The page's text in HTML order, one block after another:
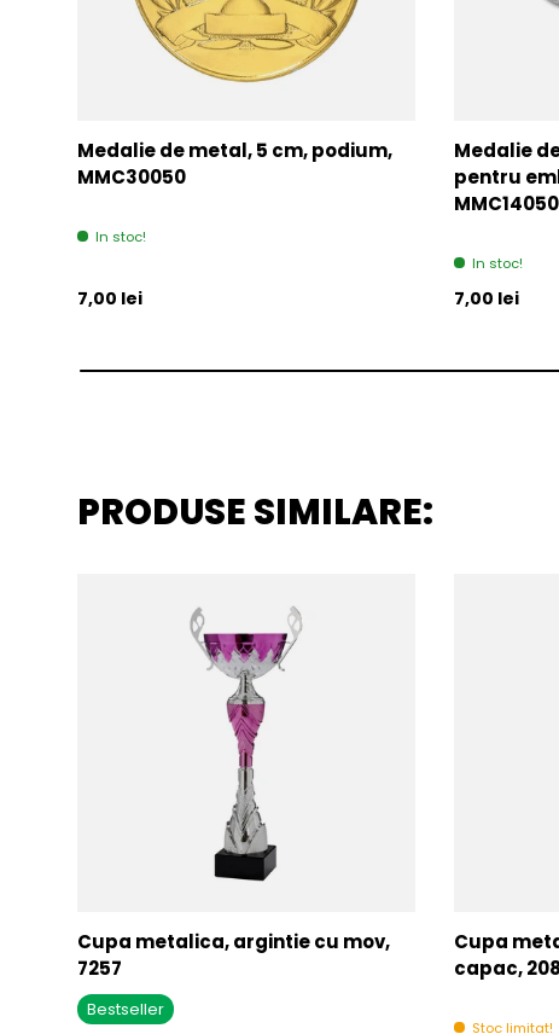
Medalie de metal, 5 cm, podium,
MMC30050
In stoc!
Pret initial
7,00 lei
Medalie
pentru
MMC14050
In stoc!
Pret initial
7,00 lei
PRODUSE SIMILARE:
Cupa metalica, argintie cu mov,
7257
Bestseller
Cupa
capac,
Stoc limitat!